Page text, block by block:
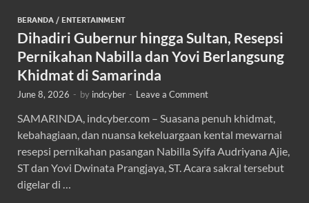
BERANDA / ENTERTAINMENT
Dihadiri Gubernur hingga Sultan, Resepsi
Pernikahan Nabilla dan Yovi Berlangsung
Khidmat di Samarinda
June 8, 2026 - by indcyber - Leave a Comment
SAMARINDA, indcyber.com – Suasana penuh khidmat,
kebahagiaan, dan nuansa kekeluargaan kental mewarnai
resepsi pernikahan pasangan Nabilla Syifa Audriyana Ajie,
ST dan Yovi Dwinata Prangjaya, ST. Acara sakral tersebut
digelar di …